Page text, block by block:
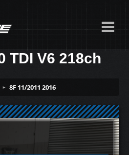
TDI V6 218ch
8F 11/2011 2016